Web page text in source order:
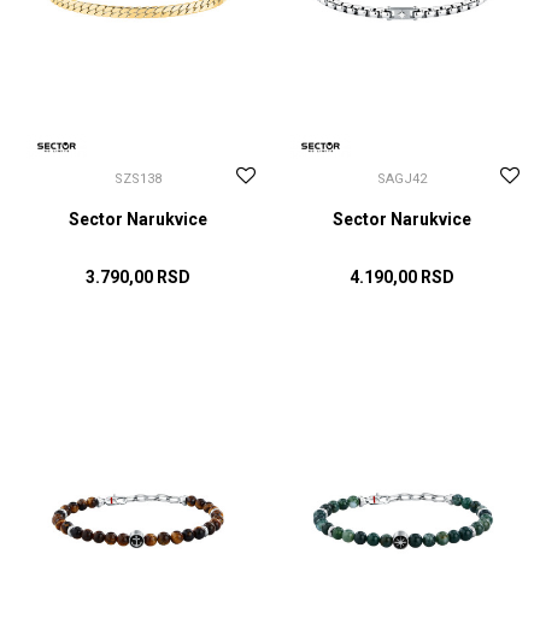
SZS138
Sector Narukvice
3.790,00 RSD
SAGJ42
Sector Narukvice
4.190,00 RSD